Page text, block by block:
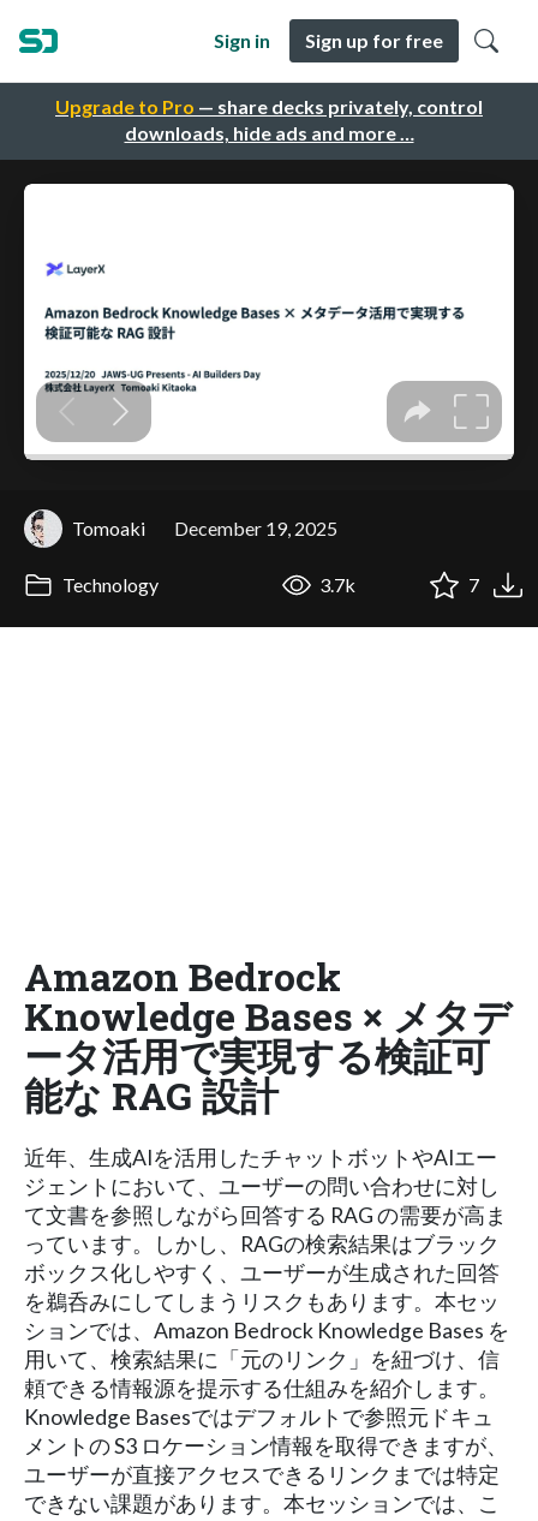
Upgrade to Pro — share decks privately, control
downloads, hide ads and more …
Sign in Sign up for free
Tomoaki December 19, 2025
Technology 3.7k 7
Amazon Bedrock
Knowledge Bases × メタデ
ータ活用で実現する検証可
能な RAG 設計
近年、生成AIを活用したチャットボットやAIエー
ジェントにおいて、ユーザーの問い合わせに対し
て文書を参照しながら回答する RAG の需要が高ま
っています。しかし、RAGの検索結果はブラック
ボックス化しやすく、ユーザーが生成された回答
を鵜呑みにしてしまうリスクもあります。本セッ
ションでは、Amazon Bedrock Knowledge Bases を
用いて、検索結果に「元のリンク」を紐づけ、信
頼できる情報源を提示する仕組みを紹介します。
Knowledge Basesではデフォルトで参照元ドキュ
メントの S3 ロケーション情報を取得できますが、
ユーザーが直接アクセスできるリンクまでは特定
できない課題があります。本セッションでは、こ